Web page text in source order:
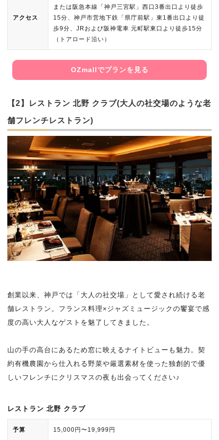
アクセス
または阪急本線「神戸三宮駅」西口3番出口より徒歩
15分、神戸市営地下鉄「県庁前駅」東1番出口より徒
歩9分、JRおよび阪神電車 元町駅東口より徒歩15分
（トアロード沿い）
OZmallでプランを見る
【2】レストラン 北野 クラブ(大人の社交場のような老
舗フレンチレストラン)
創業以来、神戸では「大人の社交場」として愛され続ける老
舗レストラン。フランス料理×ジャズミュージックの饗宴で感
度の高い大人なゲストを魅了してきました。
山の手の高台にあるため窓に映えるナイトビューも魅力。契
約有機農園から仕入れる野菜や厳選素材を使った独創的で優
しいフレンチにクリスマスの夜も出会ってください♪
レストラン 北野 クラブ
予算 15,000円〜19,999円